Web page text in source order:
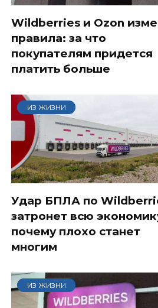
Wildberries и Ozon
правила: за что
покупателям придется
платить больше
ИЗ ЖИЗНИ
Удар БПЛА по
затронет всю
почему плохо станет
многим
ИЗ ЖИЗНИ